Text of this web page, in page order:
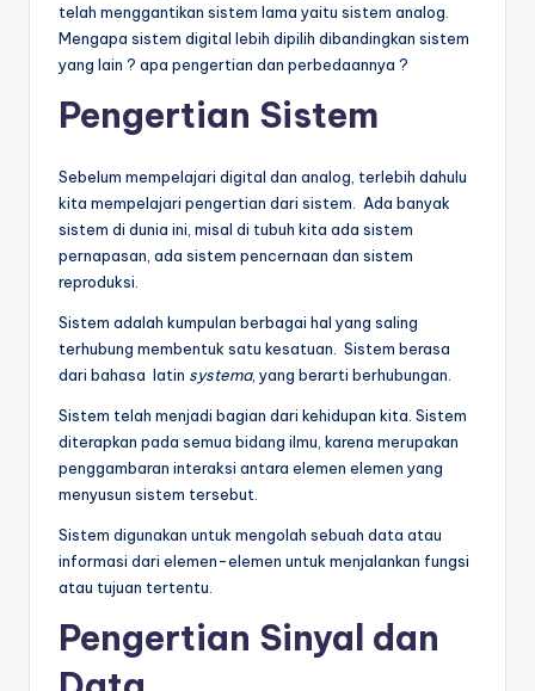
telah menggantikan sistem lama yaitu sistem analog.
Mengapa sistem digital lebih dipilih dibandingkan sistem
yang lain ? apa pengertian dan perbedaannya ?
Pengertian Sistem
Sebelum mempelajari digital dan analog, terlebih dahulu
kita mempelajari pengertian dari sistem. Ada banyak
sistem di dunia ini, misal di tubuh kita ada sistem
pernapasan, ada sistem pencernaan dan sistem
reproduksi.
Sistem adalah kumpulan berbagai hal yang saling
terhubung membentuk satu kesatuan. Sistem berasa
dari bahasa latin systema, yang berarti berhubungan.
Sistem telah menjadi bagian dari kehidupan kita. Sistem
diterapkan pada semua bidang ilmu, karena merupakan
penggambaran interaksi antara elemen elemen yang
menyusun sistem tersebut.
Sistem digunakan untuk mengolah sebuah data atau
informasi dari elemen-elemen untuk menjalankan fungsi
atau tujuan tertentu.
Pengertian Sinyal dan